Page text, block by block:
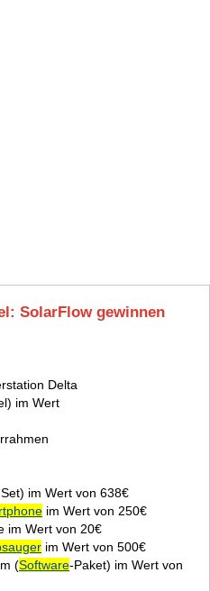
SolarFlow gewinnen
Delta
im Wert
im Wert von 638€
im Wert von 250€
im Wert von 20€
im Wert von 500€
(Software‑Paket) im Wert von